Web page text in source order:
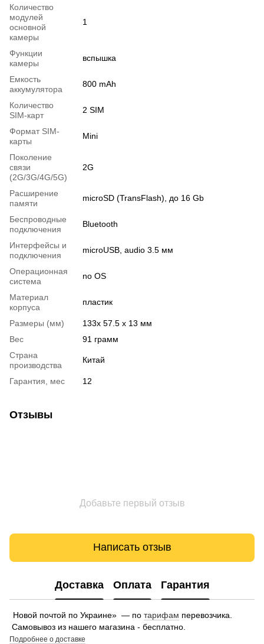
Количество
модулей
основной
камеры
1
Функции
камеры
вспышка
Емкость
аккумулятора
800 mAh
Количество
SIM-карт
2 SIM
Формат SIM-
карты
Mini
Поколение
связи
(2G/3G/4G/5G)
2G
Расширение
памяти
microSD (TransFlash), до 16 Gb
Беспроводные
подключения
Bluetooth
Интерфейсы и
подключения
microUSB, audio 3.5 мм
Операционная
система
no OS
Материал
корпуса
пластик
Размеры (мм)
133x 57.5 x 13 мм
Вес
91 грамм
Страна
производства
Китай
Гарантия, мес 12
Отзывы
Добавьте первый отзыв
Написать отзыв
Доставка Оплата Гарантия
Новой почтой по Украине» — по тарифам перевозчика.
Самовывоз из нашего магазина - бесплатно.
Подробнее о доставке